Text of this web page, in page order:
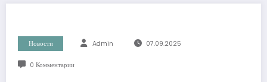
Новости Admin 07.09.2025
0 Комментарии